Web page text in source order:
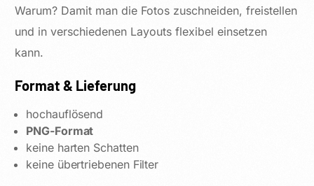
Warum? Damit man die Fotos zuschneiden, freistellen
und in verschiedenen Layouts flexibel einsetzen
kann.
Format & Lieferung
hochauflösend
PNG-Format
keine harten Schatten
keine übertriebenen Filter